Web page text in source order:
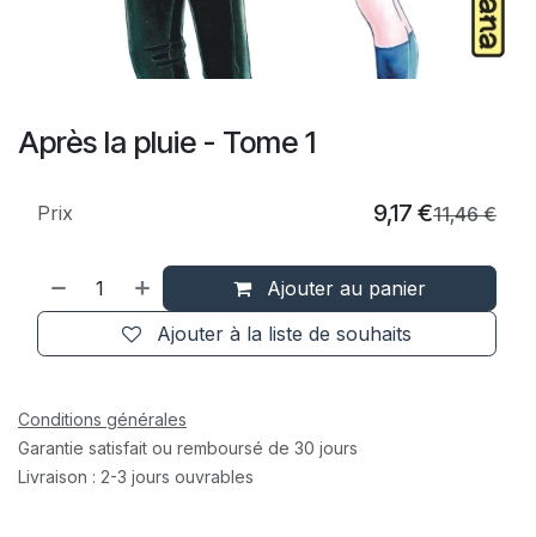
Après la pluie - Tome 1
Ajouter au panier
Ajouter à la liste de souhaits
Prix 9,17 €11,46€
Conditions générales
Garantie satisfait ou remboursé de 30 jours
Livraison : 2-3 jours ouvrables